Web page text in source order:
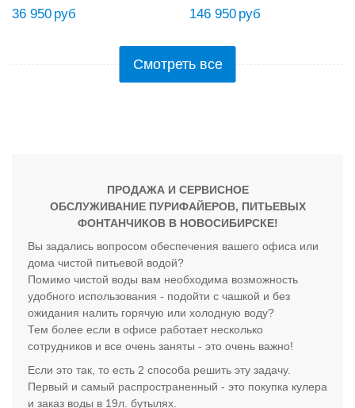
36 950 руб 146 950 руб
Смотреть все
ПРОДАЖА И СЕРВИСНОЕ
ОБСЛУЖИВАНИЕ ПУРИФАЙЕРОВ, ПИТЬЕВЫХ
ФОНТАНЧИКОВ В НОВОСИБИРСКЕ!
Вы задались вопросом обеспечения вашего офиса или
дома чистой питьевой водой?
Помимо чистой воды вам необходима возможность
удобного использования - подойти с чашкой и без
ожидания налить горячую или холодную воду?
Тем более если в офисе работает несколько
сотрудников и все очень заняты - это очень важно!
Если это так, то есть 2 способа решить эту задачу.
Первый и самый распространенный - это покупка кулера
и заказ воды в 19л. бутылях.